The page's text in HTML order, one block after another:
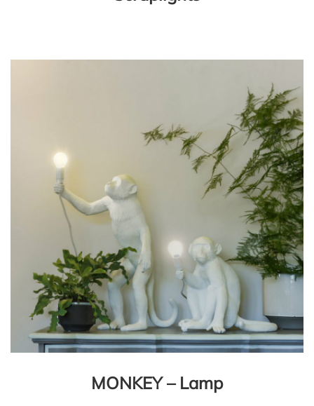
MONKEY – Lamp